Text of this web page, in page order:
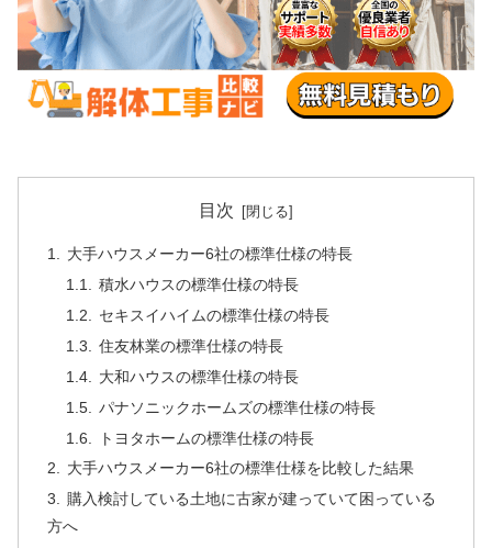
目次
大手ハウスメーカー6社の標準仕様の特長
積水ハウスの標準仕様の特長
セキスイハイムの標準仕様の特長
住友林業の標準仕様の特長
大和ハウスの標準仕様の特長
パナソニックホームズの標準仕様の特長
トヨタホームの標準仕様の特長
大手ハウスメーカー6社の標準仕様を比較した結果
購入検討している土地に古家が建っていて困っている
方へ